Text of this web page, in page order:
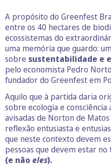
A propósito do Greenfest
entre os 40 hectares de
ecossistemas do
uma memória que guardo: um
sobre sustentabilidade e
pelo economista Pedro
fundador do Greenfest em
Aquilo que à partida daria
sobre ecologia e consciência
avisadas de Norton de
reflexão entusiasta e
que neste contexto devem
pessoas que devem estar
(e não eles).